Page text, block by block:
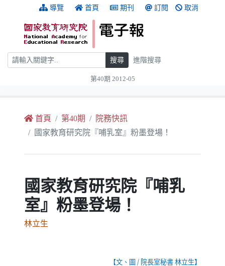
跳到主要內容 導覽 首頁 期刊 訂閱 取消
搜尋 搜尋 進階搜尋
第40期 2012-05
首頁 第40期
院務快訊
國家教育研究院『哺乳室』粉墨登場！
國家教育研究院『哺乳
室』粉墨登場！
林立生
【文、圖/ 院長室秘書 林立生】